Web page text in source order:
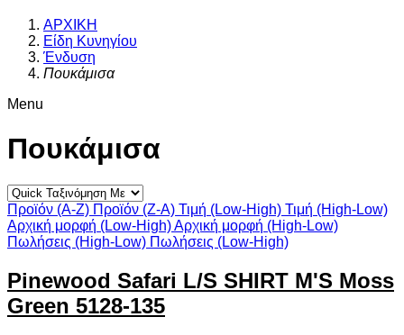
ΑΡΧΙΚΗ
Είδη Κυνηγίου
Ένδυση
Πουκάμισα
Menu
Πουκάμισα
Προϊόν (A-Z) Προϊόν (Z-A) Τιμή (Low-High) Τιμή (High-Low)
Αρχική μορφή (Low-High)Αρχική μορφή (High-Low)
Πωλήσεις (High-Low) Πωλήσεις (Low-High)
Pinewood Safari L/S SHIRT M'S Moss
Green 5128-135